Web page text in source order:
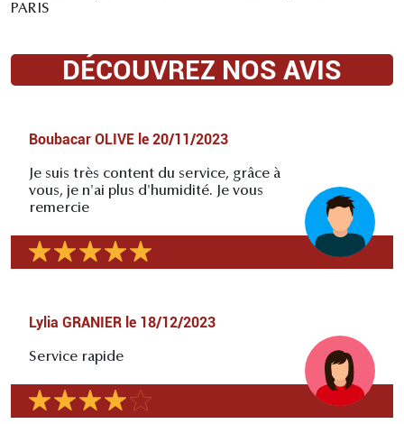
PARIS
DÉCOUVREZ NOS AVIS
Boubacar OLIVE le 20/11/2023
Je suis très content du service, grâce à
vous, je n'ai plus d'humidité. Je vous
remercie
Lylia GRANIER le 18/12/2023
Service rapide